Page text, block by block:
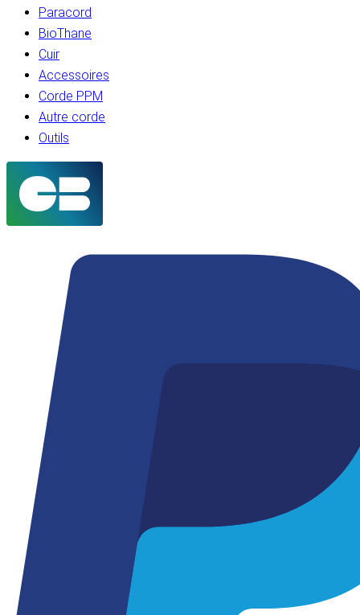
Paracord
BioThane
Cuir
Accessoires
Corde PPM
Autre corde
Outils